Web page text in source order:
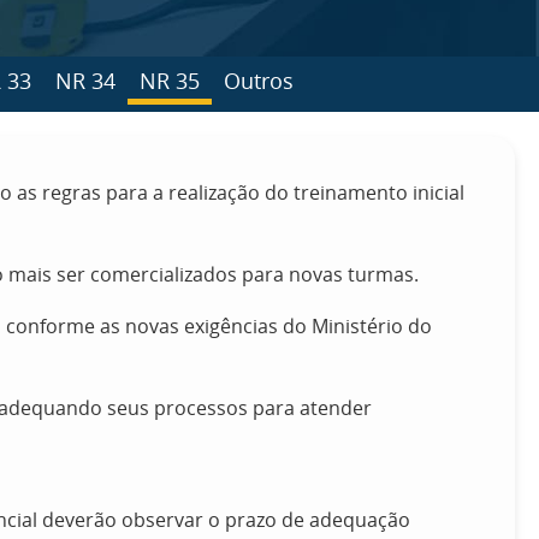
33 NR 34 NR 35 Outros
as regras para a realização do treinamento inicial
ser comercializados para novas turmas.
conforme as novas exigências do Ministério do
seus processos para atender
deverão observar o prazo de adequação